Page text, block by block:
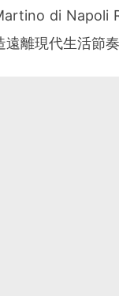
di Napoli
離現代生活節奏